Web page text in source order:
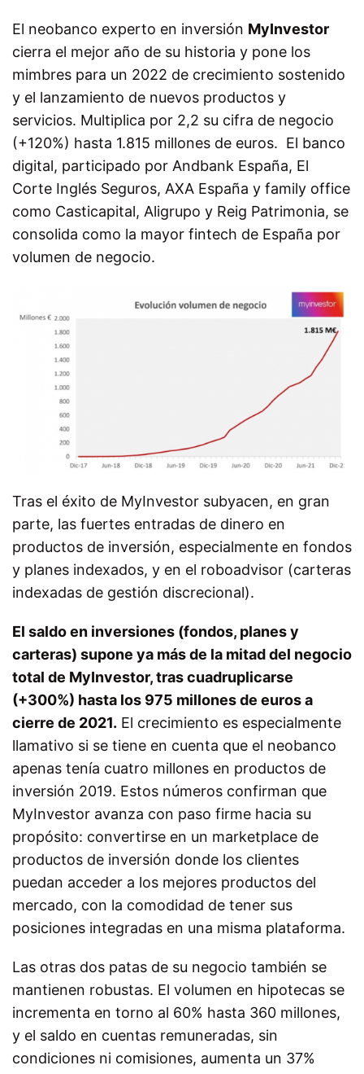
El neobanco experto en inversión MyInvestor
cierra el mejor año de su historia y pone los
mimbres para un 2022 de crecimiento sostenido
y el lanzamiento de nuevos productos y
servicios. Multiplica por 2,2 su cifra de negocio
(+120%) hasta 1.815 millones de euros. El banco
digital, participado por Andbank España, El
Corte Inglés Seguros, AXA España y family office
como Casticapital, Aligrupo y Reig Patrimonia, se
consolida como la mayor fintech de España por
volumen de negocio.
Tras el éxito de MyInvestor subyacen, en gran
parte, las fuertes entradas de dinero en
productos de inversión, especialmente en fondos
y planes indexados, y en el roboadvisor (carteras
indexadas de gestión discrecional).
El saldo en inversiones (fondos, planes y
carteras) supone ya más de la mitad del negocio
total de MyInvestor, tras cuadruplicarse
(+300%) hasta los 975 millones de euros a
cierre de 2021. El crecimiento es especialmente
llamativo si se tiene en cuenta que el neobanco
apenas tenía cuatro millones en productos de
inversión 2019. Estos números confirman que
MyInvestor avanza con paso firme hacia su
propósito: convertirse en un marketplace de
productos de inversión donde los clientes
puedan acceder a los mejores productos del
mercado, con la comodidad de tener sus
posiciones integradas en una misma plataforma.
Las otras dos patas de su negocio también se
mantienen robustas. El volumen en hipotecas se
incrementa en torno al 60% hasta 360 millones,
y el saldo en cuentas remuneradas, sin
condiciones ni comisiones, aumenta un 37%